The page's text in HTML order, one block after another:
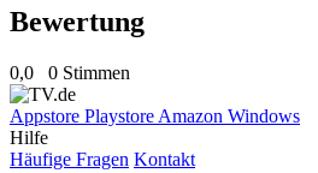
Bewertung
0,0 0 Stimmen
Appstore Playstore Amazon Windows
Hilfe
Häufige Fragen Kontakt